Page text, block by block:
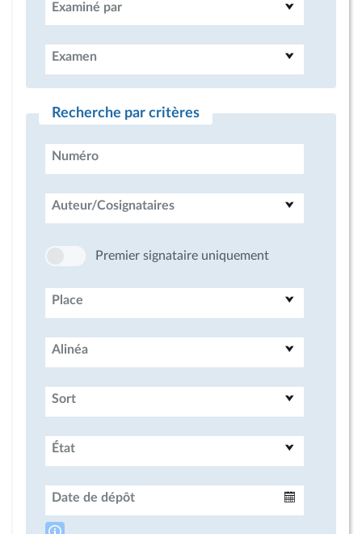
Examiné par
Examen
Recherche par critères
Numéro
Auteur/Cosignataires
Premier signataire uniquement
Place
Alinéa
Sort
État
Date de dépôt